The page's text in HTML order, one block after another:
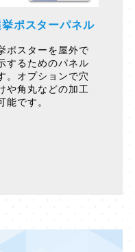
挙ポスターパネル
ポスターを屋外で
するためのパネル
。オプションで穴
や角丸などの加工
能です。